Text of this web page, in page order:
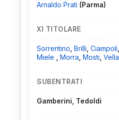
Arnaldo Prati (Parma)
XI TITOLARE
Sorrentino Brilli Ciampoli
Miele
Morra Mosti Vella
SUBENTRATI
Gamberini, Tedoldi